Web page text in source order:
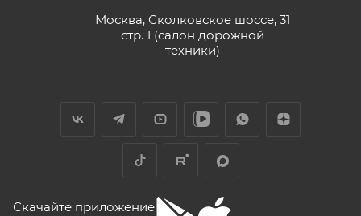
Москва, Сколковское шоссе, 31
стр. 1 (салон дорожной
техники)
Скачайте приложение